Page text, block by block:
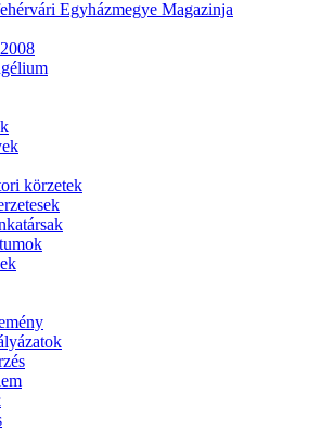
Egyházmegye Magazinja
körzetek